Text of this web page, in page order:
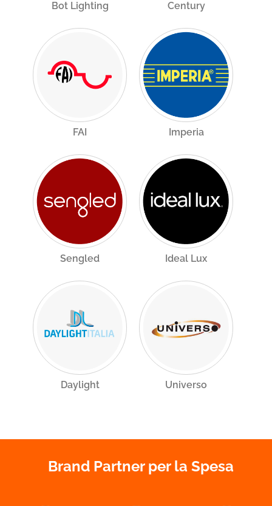
Bot Lighting Century
FAI Imperia
Sengled Ideal Lux
Daylight Universo
Brand Partner per la Spesa